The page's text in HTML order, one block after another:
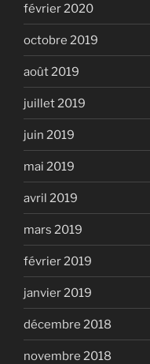
février 2020
octobre 2019
août 2019
juillet 2019
juin 2019
mai 2019
avril 2019
mars 2019
février 2019
janvier 2019
décembre 2018
novembre 2018